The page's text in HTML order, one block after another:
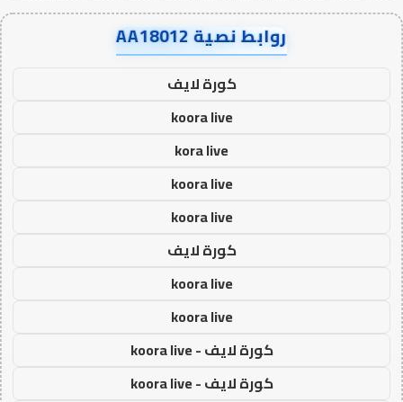
روابط نصية AA18012
كورة لايف
koora live
kora live
koora live
koora live
كورة لايف
koora live
koora live
كورة لايف - koora live
كورة لايف - koora live